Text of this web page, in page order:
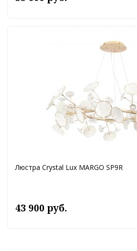
Люстра Crystal Lux MARGO SP9R
43 900 руб.